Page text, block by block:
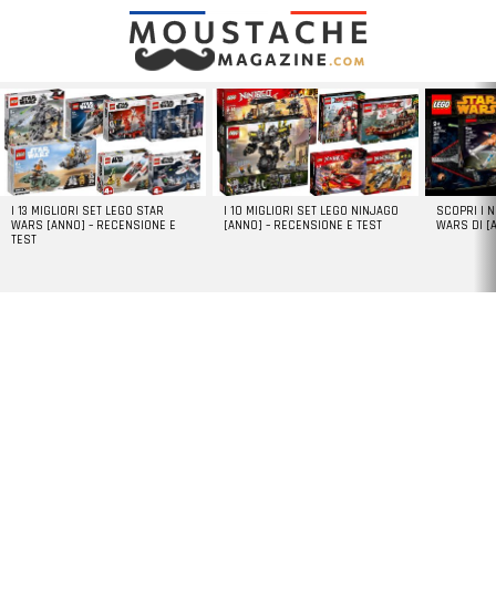
LATEST
STORIES
I 13 MIGLIORI SET LEGO STAR
WARS [ANNO] – RECENSIONE E
TEST
I 10 MIGLIORI SET LEGO NINJAGO
[ANNO] – RECENSIONE E TEST
SCOPRI I
WARS DI